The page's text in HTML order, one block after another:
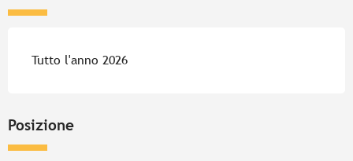
Tutto l'anno 2026
Posizione